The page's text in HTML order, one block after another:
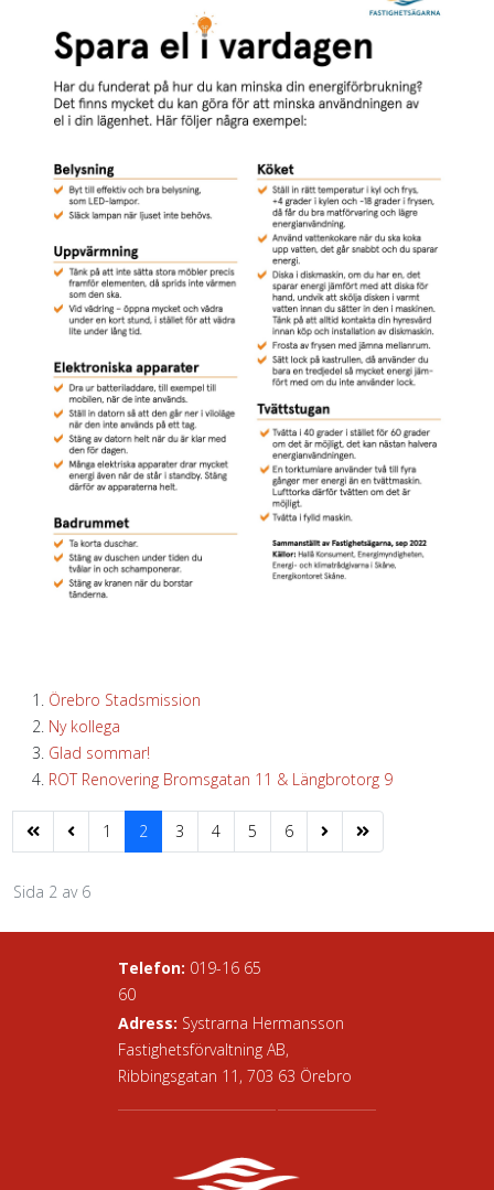
Örebro Stadsmission
Ny kollega
Glad sommar!
ROT Renovering Bromsgatan 11 & Längbrotorg 9
1 2 3 4 5 6
Sida 2 av 6
Telefon: 019-16 65
60
Adress: Systrarna Hermansson
Fastighetsförvaltning AB,
Ribbingsgatan 11, 703 63 Örebro